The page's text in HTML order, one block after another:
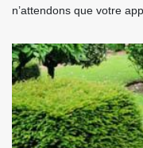
n’attendons que votre